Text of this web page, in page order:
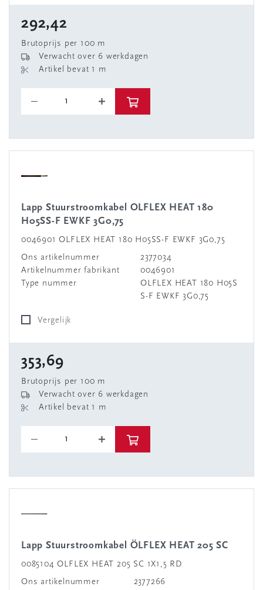
292,42
Brutoprijs per 100 m
Verwacht over 6 werkdagen
Artikel bevat 1 m
Lapp Stuurstroomkabel OLFLEX HEAT 180
H05SS-F EWKF 3G0,75
0046901 OLFLEX HEAT 180 H05SS-F EWKF 3G0,75
Ons artikelnummer
2377034
Artikelnummer fabrikant
0046901
Type nummer
OLFLEX HEAT 180 H05S
S-F EWKF 3G0,75
Vergelijk
353,69
Brutoprijs per 100 m
Verwacht over 6 werkdagen
Artikel bevat 1 m
Lapp Stuurstroomkabel ÖLFLEX HEAT 205 SC
0085104 OLFLEX HEAT 205 SC 1X1,5 RD
Ons artikelnummer
2377266